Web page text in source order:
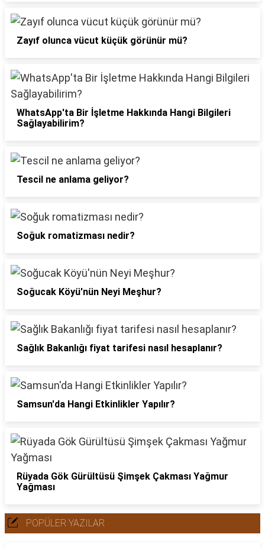
Zayıf olunca vücut küçük görünür mü?
WhatsApp'ta Bir İşletme Hakkında Hangi Bilgileri
Sağlayabilirim?
Tescil ne anlama geliyor?
Soğuk romatizması nedir?
Soğucak Köyü'nün Neyi Meşhur?
Sağlık Bakanlığı fiyat tarifesi nasıl hesaplanır?
Samsun'da Hangi Etkinlikler Yapılır?
Rüyada Gök Gürültüsü Şimşek Çakması Yağmur
Yağması
POPÜLER YAZILAR